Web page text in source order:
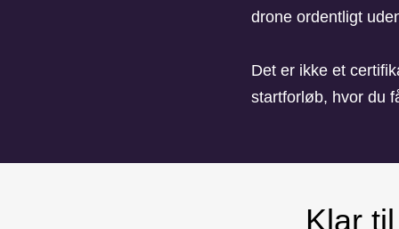
drone ordentligt
Det er ikke et
startforløb, hvor du
Klar